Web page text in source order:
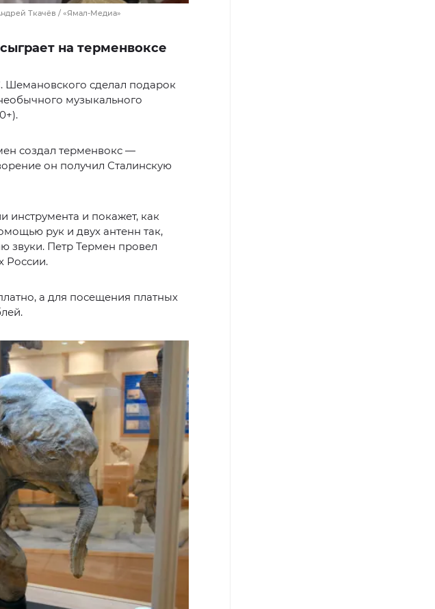
Ткачёв / «Ямал-Медиа»
на терменвоксе
сделал подарок
музыкального
создал терменвокс —
он получил Сталинскую
инструмента и покажет, как
рук и двух антенн так,
звуки. Петр Термен провел
России.
а для посещения платных